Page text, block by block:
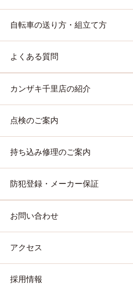
自転車の送り方・組立て方
よくある質問
カンザキ千里店の紹介
点検のご案内
持ち込み修理のご案内
防犯登録・メーカー保証
お問い合わせ
アクセス
採用情報